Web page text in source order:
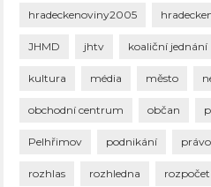
hradeckenoviny2005
JHMD jhtv koaliční jednání
kultura média město
obchodní centrum občan
Pelhřimov podnikání právo
rozhlas rozhledna rozpočet